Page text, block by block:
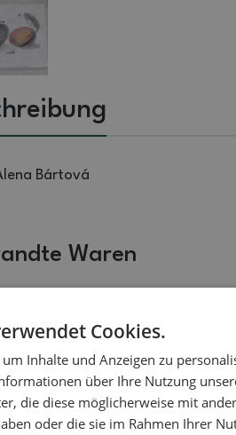
Bártová
Waren
Cookies.
Inhalte und Anzeigen zu
über Ihre Nutzung
die diese möglicherweise mit
oder die sie im Rahmen Ihrer